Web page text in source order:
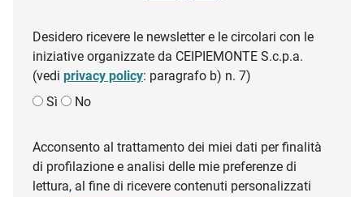
Desidero ricevere le newsletter e le circolari con le
iniziative organizzate da CEIPIEMONTE S.c.p.a.
(vedi privacy policy: paragrafo b) n. 7)
Sì
No
Acconsento al trattamento dei miei dati per finalità
di profilazione e analisi delle mie preferenze di
lettura, al fine di ricevere contenuti personalizzati